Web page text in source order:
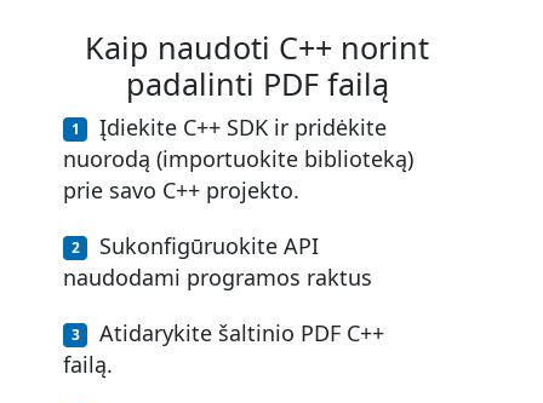
Kaip naudoti C++ norint
padalinti PDF failą
Įdiekite C++ SDK ir pridėkite
nuorodą (importuokite biblioteką)
prie savo C++ projekto.
Sukonfigūruokite API
naudodami programos raktus
Atidarykite šaltinio PDF C++
failą.